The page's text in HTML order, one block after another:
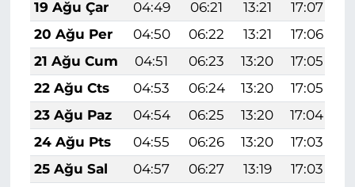
19 Ağu Çar
04:49 06:21 13:21 17:07
20 Ağu Per
04:50 06:22 13:21 17:06
21 Ağu Cum
04:51 06:23 13:20 17:05
22 Ağu Cts
04:53 06:24 13:20 17:05
23 Ağu Paz
04:54 06:25 13:20 17:04
24 Ağu Pts
04:55 06:26 13:20 17:03
25 Ağu Sal
04:57 06:27 13:19 17:03